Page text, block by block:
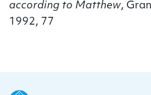
according to Matthew,
1992, 77